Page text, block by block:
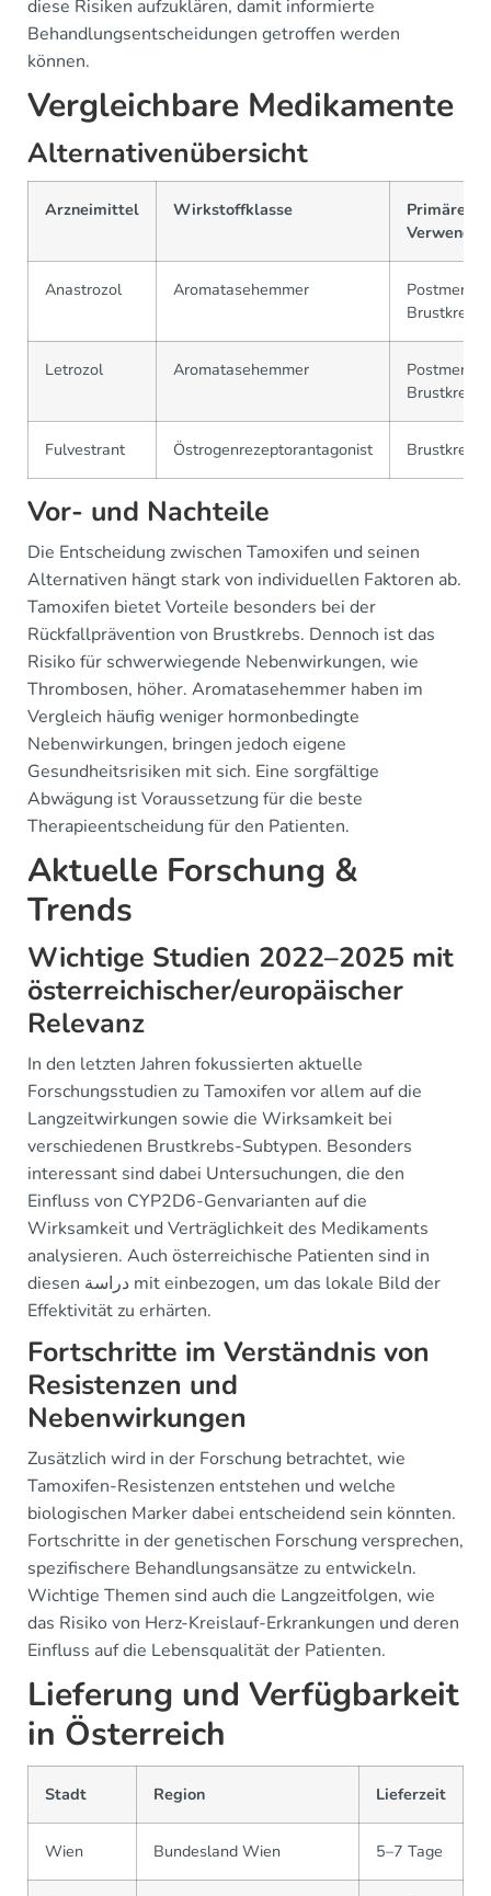
diese Risiken aufzuklären, damit informierte
Behandlungsentscheidungen getroffen werden
können.
Vergleichbare Medikamente
Alternativenübersicht
Arzneimittel Wirkstoffklasse
Primäre
Anastrozol Aromatasehemmer
Brustkrebs
Letrozol Aromatasehemmer
Brustkrebs
Fulvestrant Östrogenrezeptorantagonist Brustkrebs
Vor- und Nachteile
Die Entscheidung zwischen Tamoxifen und seinen
Alternativen hängt stark von individuellen Faktoren ab.
Tamoxifen bietet Vorteile besonders bei der
Rückfallprävention von Brustkrebs. Dennoch ist das
Risiko für schwerwiegende Nebenwirkungen, wie
Thrombosen, höher. Aromatasehemmer haben im
Vergleich häufig weniger hormonbedingte
Nebenwirkungen, bringen jedoch eigene
Gesundheitsrisiken mit sich. Eine sorgfältige
Abwägung ist Voraussetzung für die beste
Therapieentscheidung für den Patienten.
Aktuelle Forschung &
Trends
Wichtige Studien 2022–2025 mit
österreichischer/europäischer
Relevanz
In den letzten Jahren fokussierten aktuelle
Forschungsstudien zu Tamoxifen vor allem auf die
Langzeitwirkungen sowie die Wirksamkeit bei
verschiedenen Brustkrebs-Subtypen. Besonders
interessant sind dabei Untersuchungen, die den
Einfluss von CYP2D6-Genvarianten auf die
Wirksamkeit und Verträglichkeit des Medikaments
analysieren. Auch österreichische Patienten sind in
diesen دراسة mit einbezogen, um das lokale Bild der
Effektivität zu erhärten.
Fortschritte im Verständnis von
Resistenzen und
Nebenwirkungen
Zusätzlich wird in der Forschung betrachtet, wie
Tamoxifen-Resistenzen entstehen und welche
biologischen Marker dabei entscheidend sein könnten.
Fortschritte in der genetischen Forschung versprechen,
spezifischere Behandlungsansätze zu entwickeln.
Wichtige Themen sind auch die Langzeitfolgen, wie
das Risiko von Herz-Kreislauf-Erkrankungen und deren
Einfluss auf die Lebensqualität der Patienten.
Lieferung und Verfügbarkeit
in Österreich
Stadt Region Lieferzeit
Wien Bundesland Wien 5–7 Tage